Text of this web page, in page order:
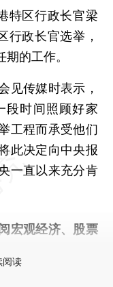
区行政长官梁
行政长官选举，
的工作。
传媒时表示，
段时间照顾好家
工程而承受他们
此决定向中央报
一直以来充分肯
宏观经济、股票
阅读